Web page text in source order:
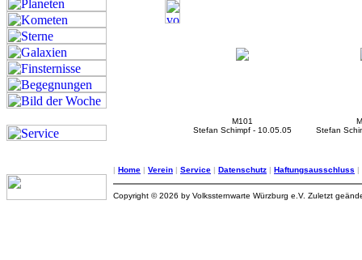
M101
Stefan Schimpf - 10.05.05
Stefan
| Home | Verein | Service | Datenschutz | Haftungsausschluss |
Copyright © 2026 by Volkssternwarte Würzburg e.V. Zuletzt